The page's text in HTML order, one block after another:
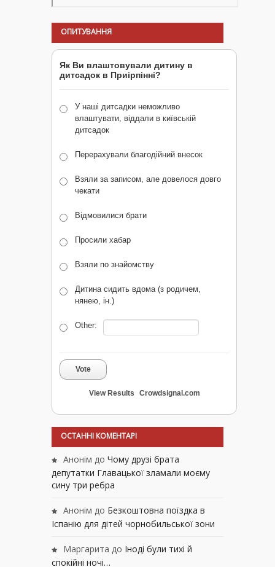
ОПИТУВАННЯ
Як Ви влаштовували дитину в
дитсадок в Приірпінні?
У наші дитсадки неможливо
влаштувати, віддали в київській
дитсадок
Перерахували благодійний внесок
Взяли за записом, але довелося довго
чекати
Відмовилися брати
Просили хабар
Взяли по знайомству
Дитина сидить вдома (з родичем,
нянею, ін.)
Other:
Vote
View Results Crowdsignal.com
ОСТАННІ КОМЕНТАРІ
Анонім до Чому друзі брата
депутатки Главацької зламали моєму
сину три ребра
Анонім до Безкоштовна поїздка в
Іспанію для дітей чорнобильської зони
Маргарита до Іноді були тихі й
спокійні ночі…